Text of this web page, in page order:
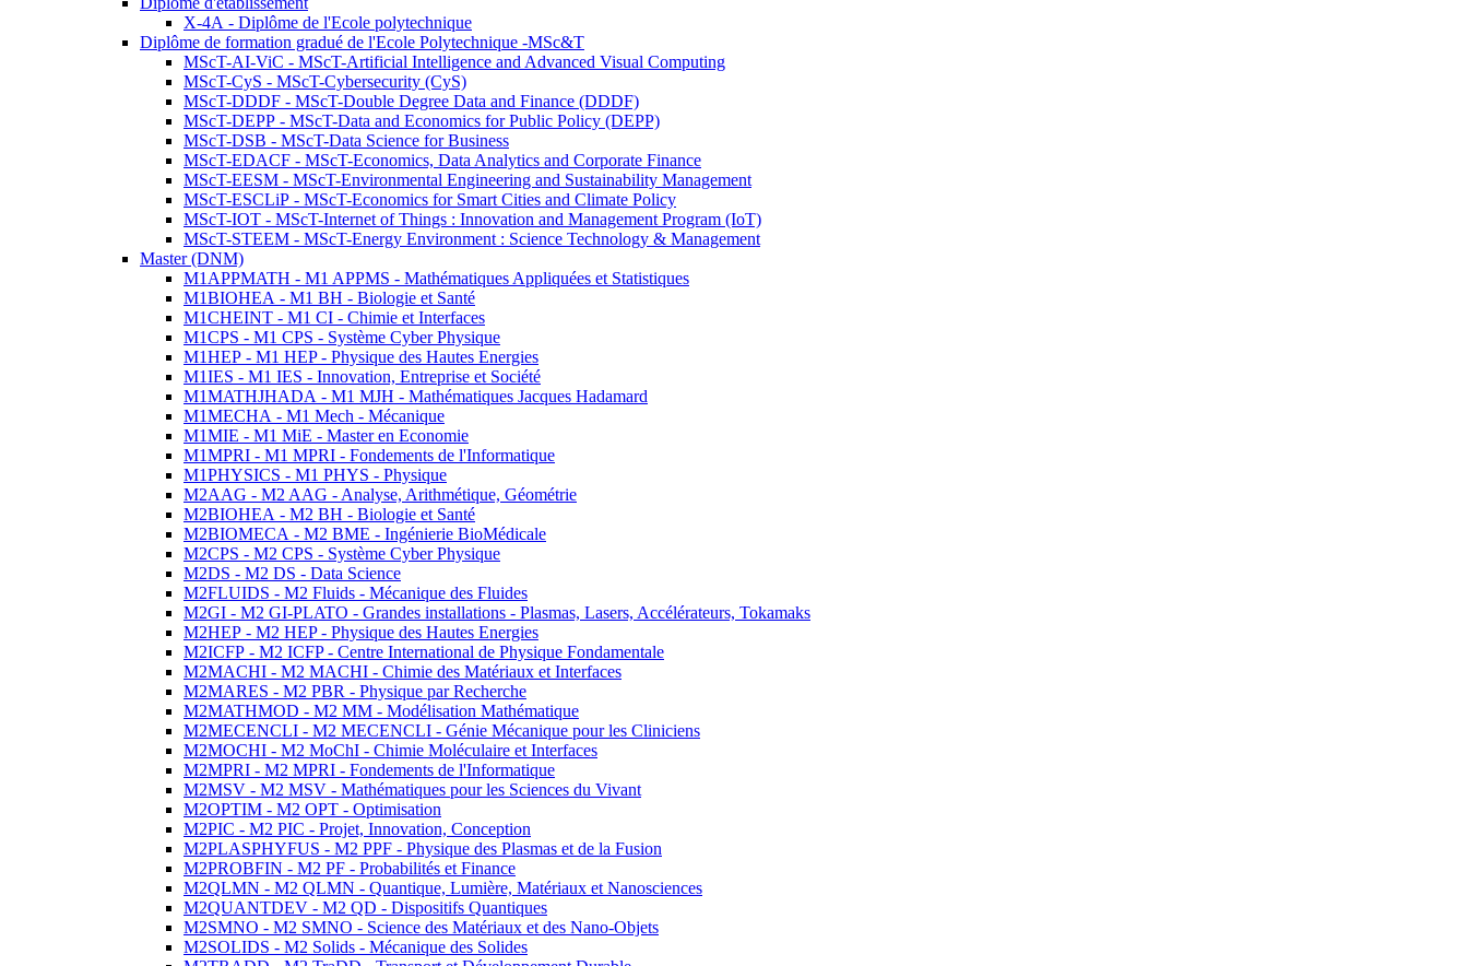
X-4A - Diplôme de l'Ecole polytechnique
Diplôme de formation gradué de l'Ecole Polytechnique -MSc&T
MScT-AI-ViC - MScT-Artificial Intelligence and Advanced Visual Computing
MScT-CyS - MScT-Cybersecurity (CyS)
MScT-DDDF - MScT-Double Degree Data and Finance (DDDF)
MScT-DEPP - MScT-Data and Economics for Public Policy (DEPP)
MScT-DSB - MScT-Data Science for Business
MScT-EDACF - MScT-Economics, Data Analytics and Corporate Finance
MScT-EESM - MScT-Environmental Engineering and Sustainability Management
MScT-ESCLiP - MScT-Economics for Smart Cities and Climate Policy
MScT-IOT - MScT-Internet of Things : Innovation and Management Program (IoT)
MScT-STEEM - MScT-Energy Environment : Science Technology & Management
Master (DNM)
M1APPMATH - M1 APPMS - Mathématiques Appliquées et Statistiques
M1BIOHEA - M1 BH - Biologie et Santé
M1CHEINT - M1 CI - Chimie et Interfaces
M1CPS - M1 CPS - Système Cyber Physique
M1HEP - M1 HEP - Physique des Hautes Energies
M1IES - M1 IES - Innovation, Entreprise et Société
M1MATHJHADA - M1 MJH - Mathématiques Jacques Hadamard
M1MECHA - M1 Mech - Mécanique
M1MIE - M1 MiE - Master en Economie
M1MPRI - M1 MPRI - Fondements de l'Informatique
M1PHYSICS - M1 PHYS - Physique
M2AAG - M2 AAG - Analyse, Arithmétique, Géométrie
M2BIOHEA - M2 BH - Biologie et Santé
M2BIOMECA - M2 BME - Ingénierie BioMédicale
M2CPS - M2 CPS - Système Cyber Physique
M2DS - M2 DS - Data Science
M2FLUIDS - M2 Fluids - Mécanique des Fluides
M2GI - M2 GI-PLATO - Grandes installations - Plasmas, Lasers, Accélérateurs, Tokamaks
M2HEP - M2 HEP - Physique des Hautes Energies
M2ICFP - M2 ICFP - Centre International de Physique Fondamentale
M2MACHI - M2 MACHI - Chimie des Matériaux et Interfaces
M2MARES - M2 PBR - Physique par Recherche
M2MATHMOD - M2 MM - Modélisation Mathématique
M2MECENCLI - M2 MECENCLI - Génie Mécanique pour les Cliniciens
M2MOCHI - M2 MoChI - Chimie Moléculaire et Interfaces
M2MPRI - M2 MPRI - Fondements de l'Informatique
M2MSV - M2 MSV - Mathématiques pour les Sciences du Vivant
M2OPTIM - M2 OPT - Optimisation
M2PIC - M2 PIC - Projet, Innovation, Conception
M2PLASPHYFUS - M2 PPF - Physique des Plasmas et de la Fusion
M2PROBFIN - M2 PF - Probabilités et Finance
M2QLMN - M2 QLMN - Quantique, Lumière, Matériaux et Nanosciences
M2QUANTDEV - M2 QD - Dispositifs Quantiques
M2SMNO - M2 SMNO - Science des Matériaux et des Nano-Objets
M2SOLIDS - M2 Solids - Mécanique des Solides